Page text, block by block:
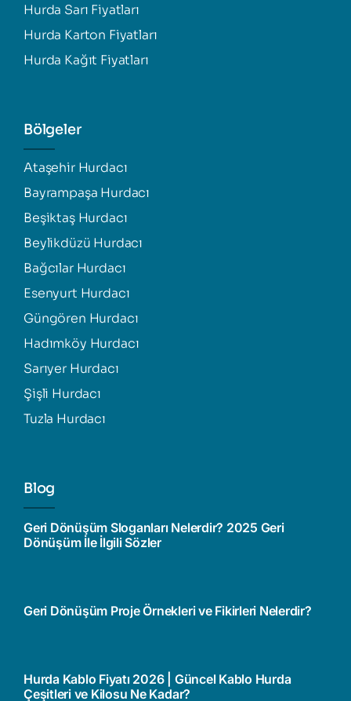
Hurda Sarı Fiyatları
Hurda Karton Fiyatları
Hurda Kağıt Fiyatları
Bölgeler
Ataşehir Hurdacı
Bayrampaşa Hurdacı
Beşiktaş Hurdacı
Beylikdüzü Hurdacı
Bağcılar Hurdacı
Esenyurt Hurdacı
Güngören Hurdacı
Hadımköy Hurdacı
Sarıyer Hurdacı
Şişli Hurdacı
Tuzla Hurdacı
Blog
Geri Dönüşüm Sloganları Nelerdir? 2025 Geri
Dönüşüm İle İlgili Sözler
Geri Dönüşüm Proje Örnekleri ve Fikirleri Nelerdir?
Hurda Kablo Fiyatı 2026 | Güncel Kablo Hurda
Çeşitleri ve Kilosu Ne Kadar?